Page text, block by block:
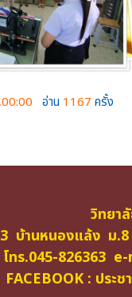
อ่าน 1167 ครั้ง
วิทยา
บ้านหนองแล้ง ม
โทร.045-826363
FACEBOOK : ประ